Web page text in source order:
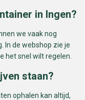
in Ingen?
we vaak nog
In de webshop zie je
het snel wilt regelen.
staan?
ophalen kan altijd,